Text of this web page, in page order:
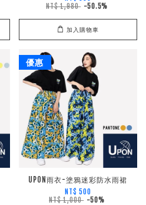
NT$ 1,980 -50.5%
加入購物車
優惠
UPON雨衣-塗鴉迷彩防水雨裙
NT$ 500
NT$ 1,000 -50%